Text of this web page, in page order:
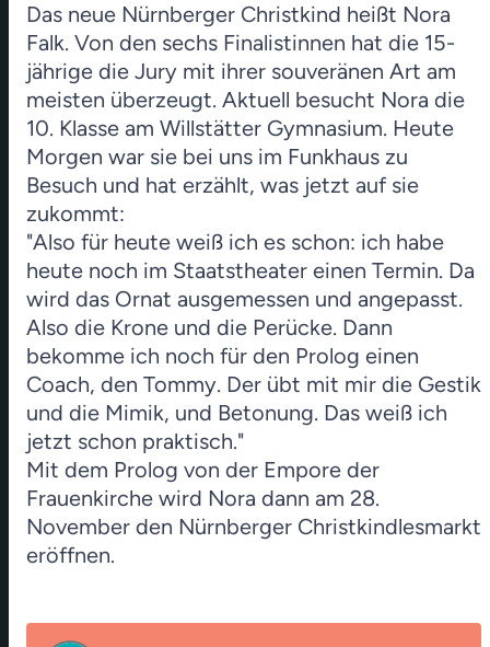
Das neue Nürnberger Christkind heißt Nora
Falk. Von den sechs Finalistinnen hat die 15-
jährige die Jury mit ihrer souveränen Art am
meisten überzeugt. Aktuell besucht Nora die
10. Klasse am Willstätter Gymnasium. Heute
Morgen war sie bei uns im Funkhaus zu
Besuch und hat erzählt, was jetzt auf sie
zukommt:
"Also für heute weiß ich es schon: ich habe
heute noch im Staatstheater einen Termin. Da
wird das Ornat ausgemessen und angepasst.
Also die Krone und die Perücke. Dann
bekomme ich noch für den Prolog einen
Coach, den Tommy. Der übt mit mir die Gestik
und die Mimik, und Betonung. Das weiß ich
jetzt schon praktisch."
Mit dem Prolog von der Empore der
Frauenkirche wird Nora dann am 28.
November den Nürnberger Christkindlesmarkt
eröffnen.